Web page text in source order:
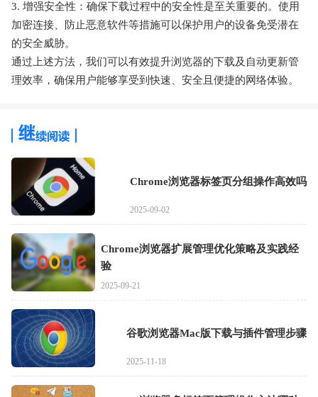
3. 增强安全性：确保下载过程中的安全性是至关重要的。使用
加密连接、防止恶意软件等措施可以保护用户的设备免受潜在
的安全威胁。
通过上述方法，我们可以有效提升浏览器的下载及自动更新管
理效率，确保用户能够享受到快速、安全且便捷的网络体验。
Chrome浏览器标签页分组操作高效吗
2025-09-02
Chrome浏览器扩展管理优化策略及实践经
验
2025-09-21
谷歌浏览器Mac版下载与插件管理步骤
2025-11-18